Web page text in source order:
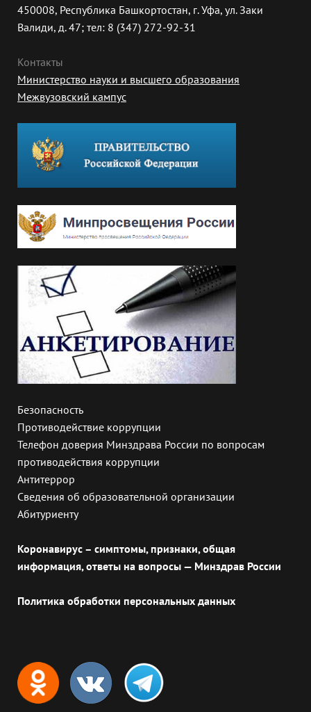
450008, Республика Башкортостан, г. Уфа, ул. Заки
Валиди, д. 47; тел: 8 (347) 272-92-31
Контакты
Министерство науки и высшего образования
Межвузовский кампус
Безопасность
Противодействие коррупции
Телефон доверия Минздрава России по вопросам
противодействия коррупции
Антитеррор
Сведения об образовательной организации
Абитуриенту
Коронавирус – симптомы, признаки, общая
информация, ответы на вопросы — Минздрав России
Политика обработки персональных данных